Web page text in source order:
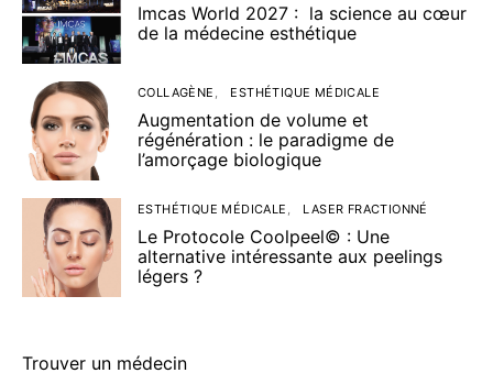
Imcas World 2027 : la science au cœur
de la médecine esthétique
COLLAGÈNE ESTHÉTIQUE MÉDICALE
Augmentation de volume et
régénération : le paradigme de
l’amorçage biologique
ESTHÉTIQUE MÉDICALE LASER FRACTIONNÉ
Le Protocole Coolpeel© : Une
alternative intéressante aux peelings
légers ?
Trouver un médecin